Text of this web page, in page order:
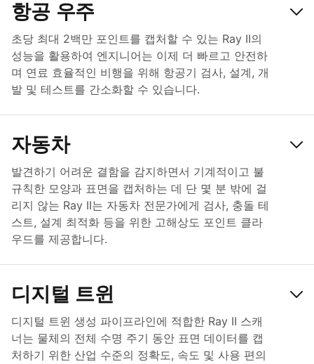
항공 우주
초당 최대 2백만 포인트를 캡처할 수 있는 Ray II의
성능을 활용하여 엔지니어는 이제 더 빠르고 안전하
며 연료 효율적인 비행을 위해 항공기 검사, 설계, 개
발 및 테스트를 간소화할 수 있습니다.
자동차
발견하기 어려운 결함을 감지하면서 기계적이고 불
규칙한 모양과 표면을 캡처하는 데 단 몇 분 밖에 걸
리지 않는 Ray II는 자동차 전문가에게 검사, 충돌 테
스트, 설계 최적화 등을 위한 고해상도 포인트 클라
우드를 제공합니다.
디지털 트윈
디지털 트윈 생성 파이프라인에 적합한 Ray II 스캐
너는 물체의 전체 수명 주기 동안 표면 데이터를 캡
처하기 위한 산업 수준의 정확도, 속도 및 사용 편의